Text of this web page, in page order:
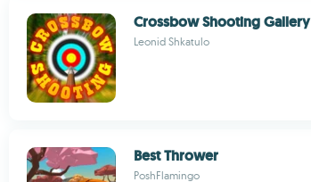
Crossbow Shooting Gallery
Leonid Shkatulo
Best Thrower
PoshFlamingo